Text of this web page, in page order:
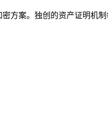
方案。独创的资产证明机